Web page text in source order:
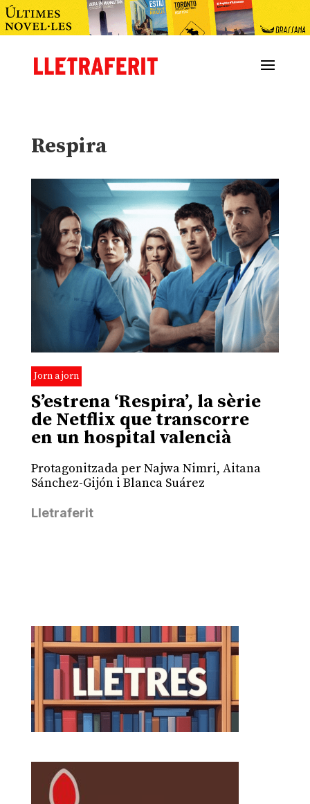
Respira
Jorn a jorn
S’estrena ‘Respira’, la sèrie
de Netflix que transcorre
en un hospital valencià
Protagonitzada per Najwa Nimri, Aitana
Sánchez-Gijón i Blanca Suárez
Lletraferit